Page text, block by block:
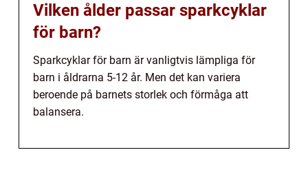
Vilken ålder passar sparkcyklar
för barn?
Sparkcyklar för barn är vanligtvis lämpliga för
barn i åldrarna 5-12 år. Men det kan variera
beroende på barnets storlek och förmåga att
balansera.